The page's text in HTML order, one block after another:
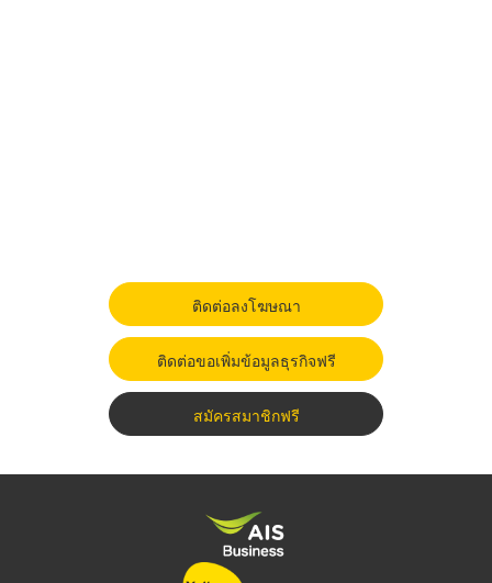
ติดต่อลงโฆษณา
ติดต่อขอเพิ่มข้อมูลธุรกิจฟรี
สมัครสมาชิกฟรี